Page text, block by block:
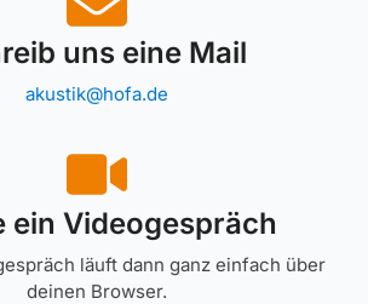
uns eine Mail
akustik@hofa.de
ein Videogespräch
läuft dann ganz einfach über
deinen Browser.